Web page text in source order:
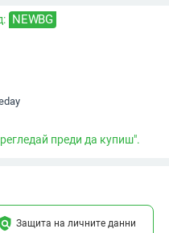
NEWBG
преди да купиш".
Защита на личните данни